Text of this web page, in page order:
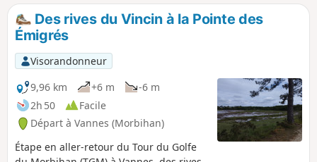
jardins,... Au début et à la fin, le Port de Vannes et ses
bateaux de plaisance apportent une touche maritime à ce
parcours urbain.
Des rives du Vincin à la Pointe des
Émigrés
Visorandonneur
9,96 km
+6 m
-6 m
2h 50
Facile
Départ à Vannes (Morbihan)
Étape en aller-retour du Tour du Golfe